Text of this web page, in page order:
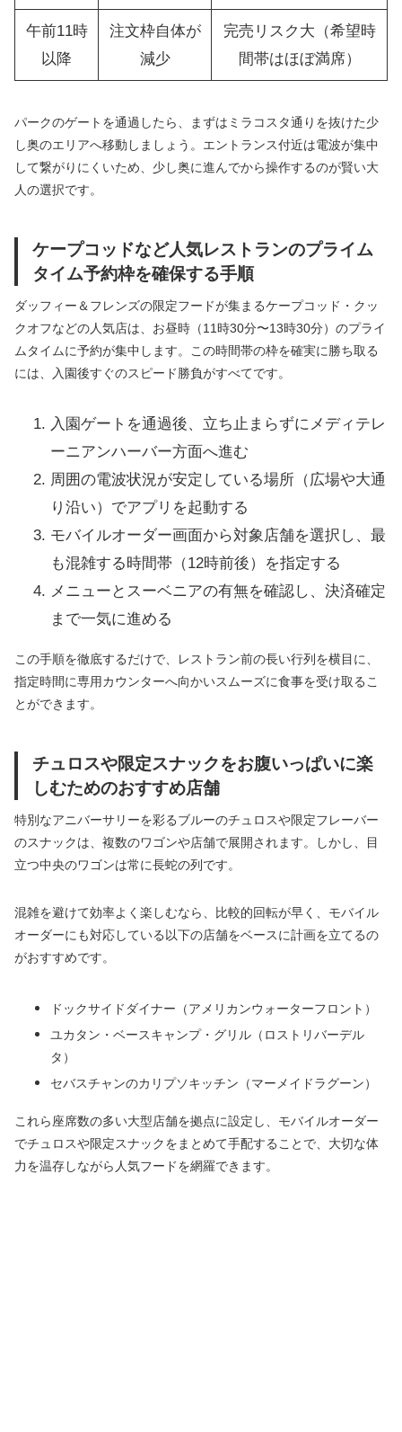
午前11時
以降
注文枠自体が
減少
完売リスク大（希望時
間帯はほぼ満席）
パークのゲートを通過したら、まずはミラコスタ通りを抜けた少
し奥のエリアへ移動しましょう。エントランス付近は電波が集中
して繋がりにくいため、少し奥に進んでから操作するのが賢い大
人の選択です。
ケープコッドなど人気レストランのプライム
タイム予約枠を確保する手順
ダッフィー＆フレンズの限定フードが集まるケープコッド・クッ
クオフなどの人気店は、お昼時（11時30分〜13時30分）のプライ
ムタイムに予約が集中します。この時間帯の枠を確実に勝ち取る
には、入園後すぐのスピード勝負がすべてです。
入園ゲートを通過後、立ち止まらずにメディテレ
ーニアンハーバー方面へ進む
周囲の電波状況が安定している場所（広場や大通
り沿い）でアプリを起動する
モバイルオーダー画面から対象店舗を選択し、最
も混雑する時間帯（12時前後）を指定する
メニューとスーベニアの有無を確認し、決済確定
まで一気に進める
この手順を徹底するだけで、レストラン前の長い行列を横目に、
指定時間に専用カウンターへ向かいスムーズに食事を受け取るこ
とができます。
チュロスや限定スナックをお腹いっぱいに楽
しむためのおすすめ店舗
特別なアニバーサリーを彩るブルーのチュロスや限定フレーバー
のスナックは、複数のワゴンや店舗で展開されます。しかし、目
立つ中央のワゴンは常に長蛇の列です。
混雑を避けて効率よく楽しむなら、比較的回転が早く、モバイル
オーダーにも対応している以下の店舗をベースに計画を立てるの
がおすすめです。
ドックサイドダイナー（アメリカンウォーターフロント）
ユカタン・ベースキャンプ・グリル（ロストリバーデル
タ）
セバスチャンのカリプソキッチン（マーメイドラグーン）
これら座席数の多い大型店舗を拠点に設定し、モバイルオーダー
でチュロスや限定スナックをまとめて手配することで、大切な体
力を温存しながら人気フードを網羅できます。